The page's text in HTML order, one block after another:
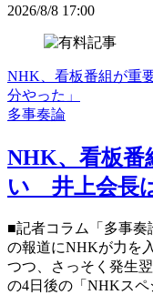
2026/8/8 17:00
NHK、看板番組が重
分やった」
多事奏論
NHK、看板番
い 井上会長
■記者コラム「多事
の報道にNHKが力を
つつ、さっそく発生
の4日後の「NHKス